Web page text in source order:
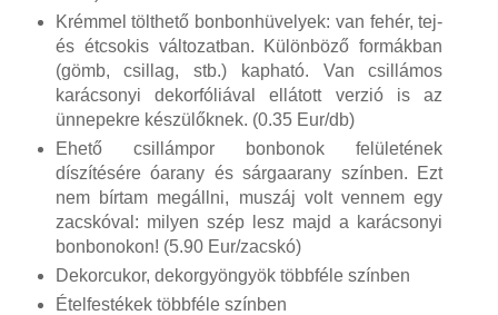
Krémmel tölthető bonbonhüvelyek: van fehér, tej-
és étcsokis változatban. Különböző formákban
(gömb, csillag, stb.) kapható. Van csillámos
karácsonyi dekorfóliával ellátott verzió is az
ünnepekre készülőknek. (0.35 Eur/db)
Ehető csillámpor bonbonok felületének
díszítésére óarany és sárgaarany színben. Ezt
nem bírtam megállni, muszáj volt vennem egy
zacskóval: milyen szép lesz majd a karácsonyi
bonbonokon! (5.90 Eur/zacskó)
Dekorcukor, dekorgyöngyök többféle színben
Ételfestékek többféle színben